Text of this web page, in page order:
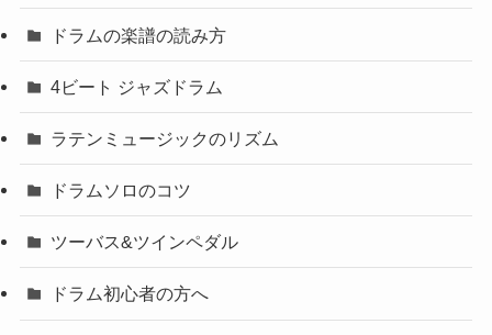
ドラムの楽譜の読み方
4ビート ジャズドラム
ラテンミュージックのリズム
ドラムソロのコツ
ツーバス&ツインペダル
ドラム初心者の方へ